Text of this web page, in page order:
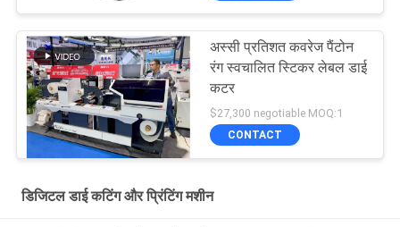
अस्सी प्रतिशत कवरेज पैंटोन
रंग स्वचालित स्टिकर लेबल डाई
कटर
$27,300 negotiable MOQ:1
CONTACT
डिजिटल डाई कटिंग और प्रिंटिंग मशीन